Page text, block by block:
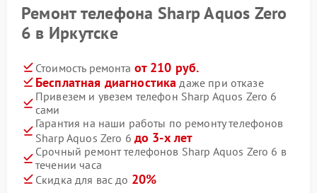
Ремонт телефона Sharp Aquos Zero
6 в Иркутске
Стоимость ремонта от 210 руб.
Бесплатная диагностика даже при отказе
Привезем и увезем телефон Sharp Aquos Zero 6
сами
Гарантия на наши работы по ремонту телефонов
Sharp Aquos Zero 6 до 3-х лет
Срочный ремонт телефонов Sharp Aquos Zero 6 в
течении часа
Скидка для вас до 20%